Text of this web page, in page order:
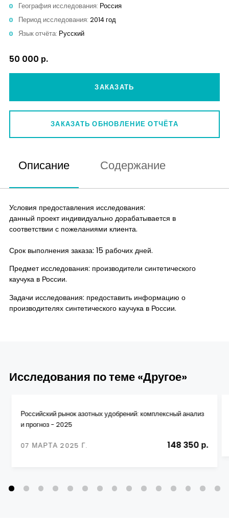
География исследования: Россия
Период исследования: 2014 год
Язык отчёта: Русский
50 000 р.
ЗАКАЗАТЬ
ЗАКАЗАТЬ ОБНОВЛЕНИЕ ОТЧЁТА
Описание Содержание
Условия предоставления исследования:
данный проект индивидуально дорабатывается в
соответствии с пожеланиями клиента.
Срок выполнения заказа: 15 рабочих дней.
Предмет исследования: производители синтетического
каучука в России.
Задачи исследования: предоставить информацию о
производителях синтетического каучука в России.
Исследования по теме «Другое»
Российский рынок азотных удобрений: комплексный анализ
и прогноз - 2025
07 МАРТА 2025 Г. 148 350 р.